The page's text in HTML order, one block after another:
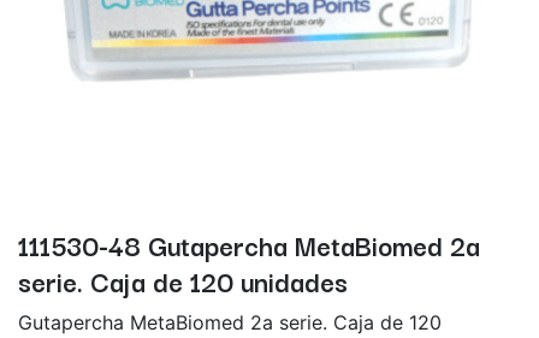
111530-48 Gutapercha MetaBiomed 2a
serie. Caja de 120 unidades
Gutapercha MetaBiomed 2a serie. Caja de 120